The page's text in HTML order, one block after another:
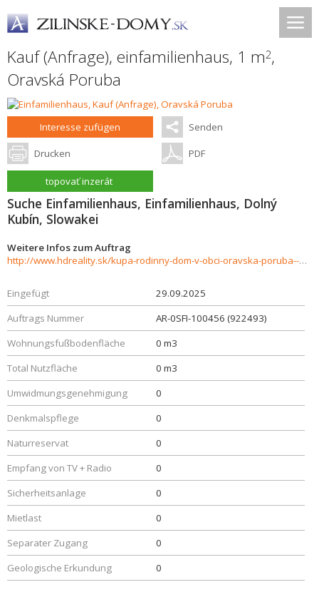
Kauf (Anfrage), einfamilienhaus, 1 m2,
Oravská Poruba
Interesse zufügen Senden
Drucken PDF
topovať inzerát
Suche Einfamilienhaus, Einfamilienhaus, Dolný
Kubín, Slowakei
Weitere Infos zum Auftrag
http://www.hdreality.sk/kupa-rodinny-dom-v-obci-oravska-poruba--937751
Eingefügt
29.09.2025
Auftrags Nummer
AR-0SFI-100456 (922493)
Wohnungsfußbodenfläche
0 m3
Total Nutzfläche
0 m3
Umwidmungsgenehmigung
0
Denkmalspflege
0
Naturreservat
0
Empfang von TV + Radio
0
Sicherheitsanlage
0
Mietlast
0
Separater Zugang
0
Geologische Erkundung
0